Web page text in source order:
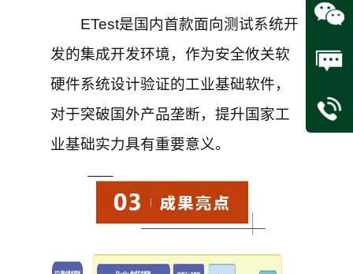
ETest是国内首款面向测试系统开
发的集成开发环境，作为安全攸关软
硬件系统设计验证的工业基础软件，
对于突破国外产品垄断，提升国家工
业基础实力具有重要意义。